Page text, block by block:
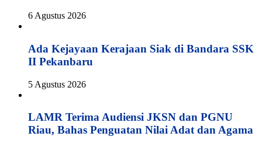
6 Agustus 2026
Ada Kejayaan Kerajaan Siak di Bandara SSK
II Pekanbaru
5 Agustus 2026
LAMR Terima Audiensi JKSN dan PGNU
Riau, Bahas Penguatan Nilai Adat dan Agama